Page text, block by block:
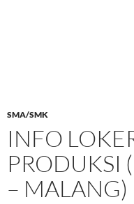
SMA/SMK
INFO
PRODUKSI
– MALANG)